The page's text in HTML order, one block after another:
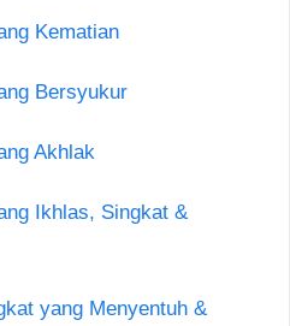
Kematian
Bersyukur
Akhlak
Ikhlas, Singkat &
yang Menyentuh &